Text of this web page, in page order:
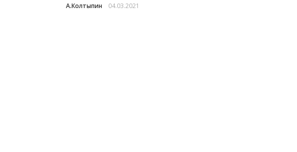
А.Колтыпин 04.03.2021